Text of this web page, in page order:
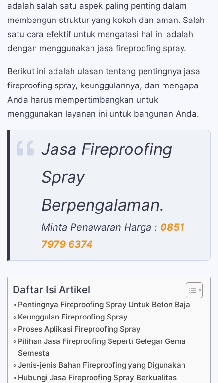
adalah salah satu aspek paling penting dalam
membangun struktur yang kokoh dan aman. Salah
satu cara efektif untuk mengatasi hal ini adalah
dengan menggunakan jasa fireproofing spray.
Berikut ini adalah ulasan tentang pentingnya jasa
fireproofing spray, keunggulannya, dan mengapa
Anda harus mempertimbangkan untuk
menggunakan layanan ini untuk bangunan Anda.
Jasa Fireproofing
Spray
Berpengalaman.
Minta Penawaran Harga : 0851
7979 6374
Daftar Isi Artikel
Pentingnya Fireproofing Spray Untuk Beton Baja
Keunggulan Fireproofing Spray
Proses Aplikasi Fireproofing Spray
Pilihan Jasa Fireproofing Seperti Gelegar Gema
Semesta
Jenis-jenis Bahan Fireproofing yang Digunakan
Hubungi Jasa Fireproofing Spray Berkualitas